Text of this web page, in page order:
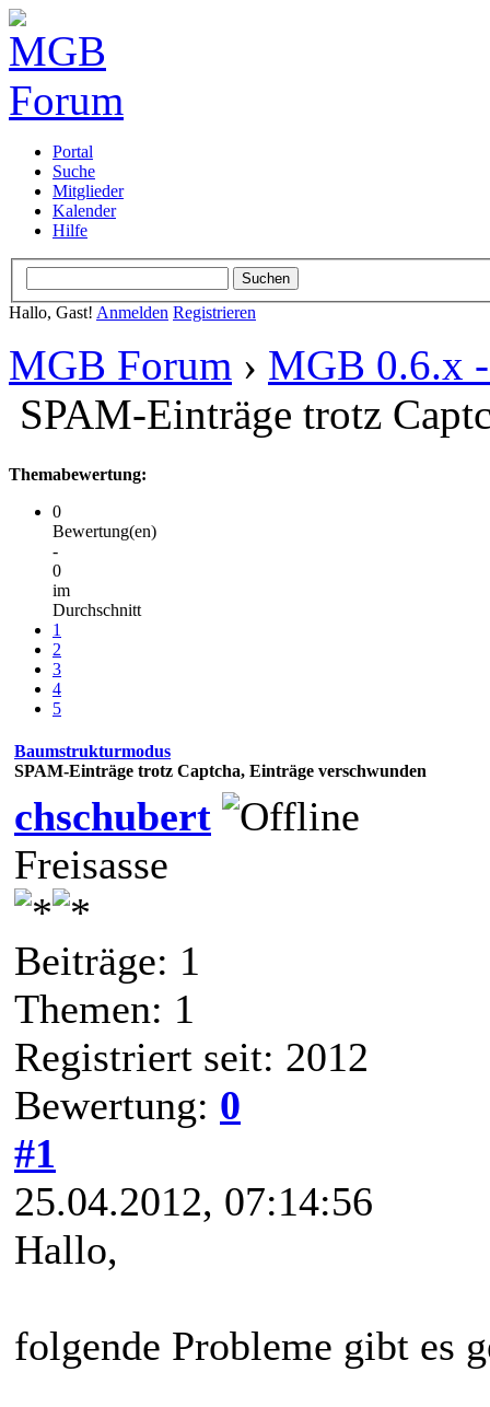
Portal
Suche
Mitglieder
Kalender
Hilfe
Hallo, Gast! Anmelden Registrieren
MGB Forum › MGB 0.6.x
SPAM-Einträge trotz
Themabewertung:
0
Bewertung(en)
-
0
im
Durchschnitt
1
2
3
4
5
Baumstrukturmodus
SPAM-Einträge trotz Captcha, Einträge verschwunden
chschubert
Freisasse
Beiträge: 1
Themen: 1
Registriert seit: 2012
Bewertung: 0
#1
25.04.2012, 07:14:56
Hallo,
folgende Probleme gibt es